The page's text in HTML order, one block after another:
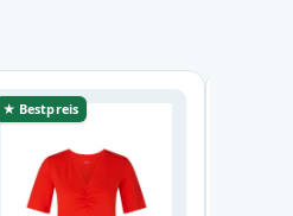
★ Bestpreis